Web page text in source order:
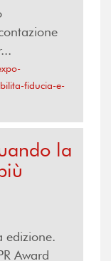
fiducia-e-
la
edizione.
Award